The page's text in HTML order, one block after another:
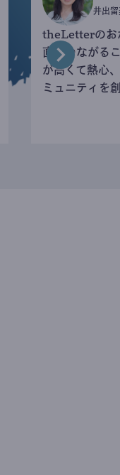
井出
theLetterのお
直接つながる
が高くて熱心
ミュニティを